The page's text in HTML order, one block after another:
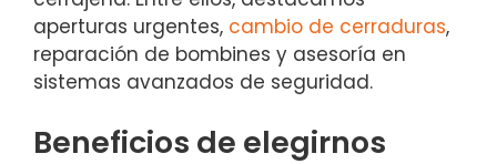
aperturas urgentes, cambio de cerraduras,
reparación de bombines y asesoría en
sistemas avanzados de seguridad.
Beneficios de elegirnos